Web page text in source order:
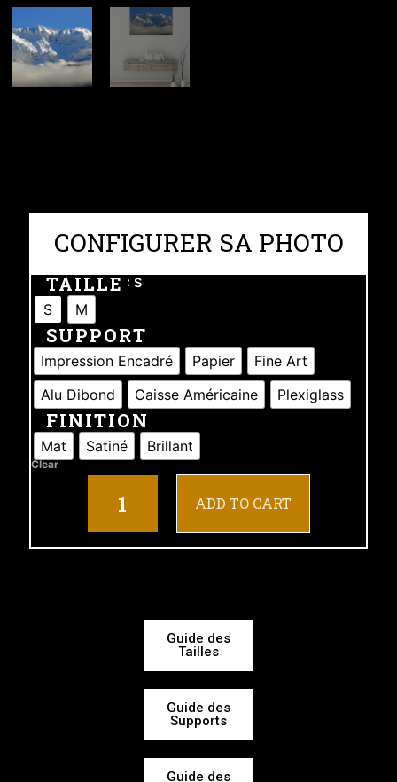
CONFIGURER SA PHOTO
TAILLE : S
S M
SUPPORT
Impression Encadré Papier
Fine Art
Alu Dibond
Caisse Américaine Plexiglass
FINITION
Mat Satiné Brillant
Clear
ADD TO CART
Guide des
Tailles
Guide des
Supports
Guide des